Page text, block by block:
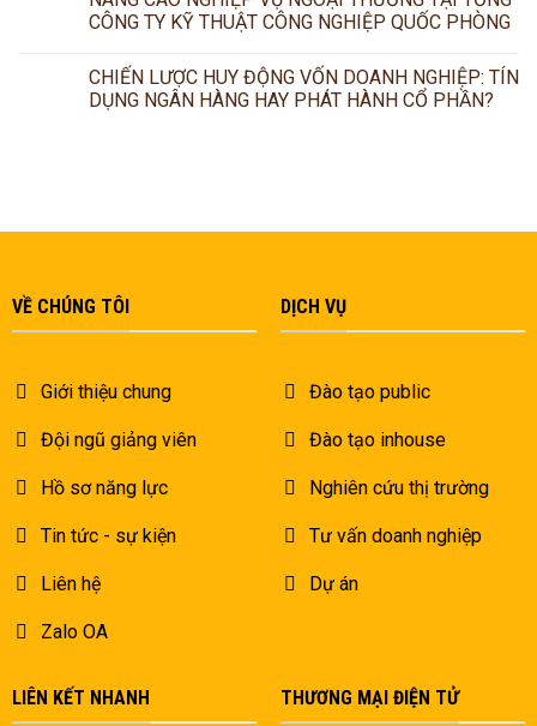
CÔNG TY KỸ THUẬT CÔNG NGHIỆP QUỐC PHÒNG
CHIẾN LƯỢC HUY ĐỘNG VỐN DOANH NGHIỆP: TÍN
DỤNG NGÂN HÀNG HAY PHÁT HÀNH CỔ PHẦN?
VỀ CHÚNG TÔI
Giới thiệu chung
Đội ngũ giảng viên
Hồ sơ năng lực
Tin tức - sự kiện
Liên hệ
Zalo OA
DỊCH VỤ
Đào tạo public
Đào tạo inhouse
Nghiên cứu thị trường
Tư vấn doanh nghiệp
Dự án
LIÊN KẾT NHANH THƯƠNG MẠI ĐIỆN TỬ